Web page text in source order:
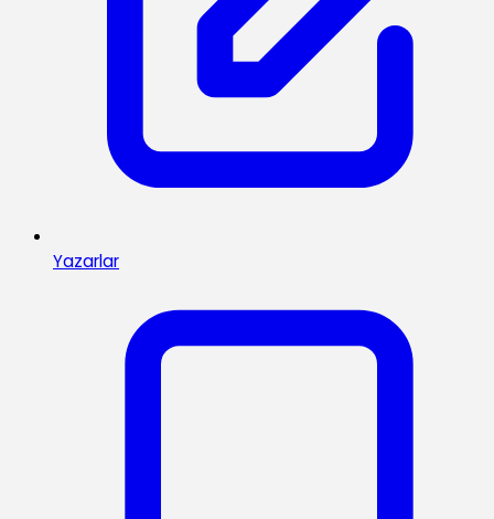
Yazarlar